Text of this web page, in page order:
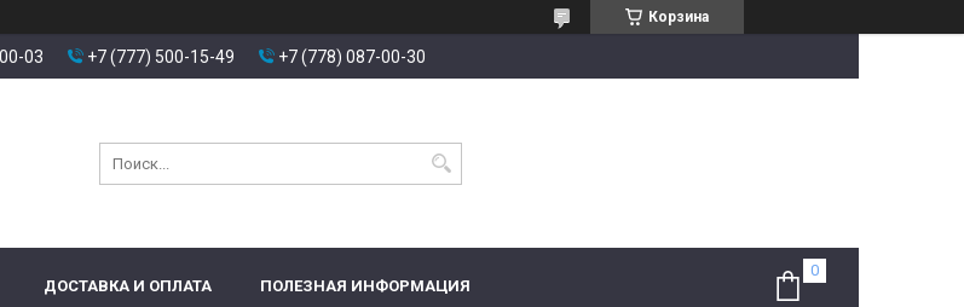
Корзина
03 +7 (777) 500-15-49 +7 (778) 087-00-30
ДОСТАВКА И ОПЛАТА ПОЛЕЗНАЯ ИНФОРМАЦИЯ